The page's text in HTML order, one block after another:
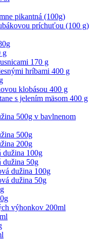
pikantná (100g)
príchuťou (100 g)
g
170 g
hríbami 400 g
klobásou 400 g
s jelením mäsom 400 g
500g v bavlnenom
500g
200g
dužina 100g
dužina 50g
dužina 100g
dužina 50g
výhonkov 200ml